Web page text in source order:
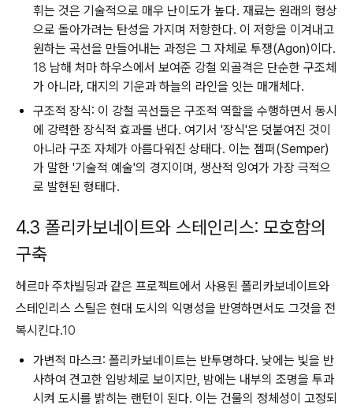
휘는 것은 기술적으로 매우 난이도가 높다. 재료는 원래의 형상
으로 돌아가려는 탄성을 가지며 저항한다. 이 저항을 이겨내고
원하는 곡선을 만들어내는 과정은 그 자체로 투쟁(Agon)이다.
18 남해 처마 하우스에서 보여준 강철 외골격은 단순한 구조체
가 아니라, 대지의 기운과 하늘의 라인을 잇는 매개체다.
구조적 장식: 이 강철 곡선들은 구조적 역할을 수행하면서 동시
에 강력한 장식적 효과를 낸다. 여기서 '장식'은 덧붙여진 것이
아니라 구조 자체가 아름다워진 상태다. 이는 젬퍼(Semper)
가 말한 '기술적 예술'의 경지이며, 생산적 잉여가 가장 극적으
로 발현된 형태다.
4.3 폴리카보네이트와 스테인리스: 모호함의
구축
헤르마 주차빌딩과 같은 프로젝트에서 사용된 폴리카보네이트와
스테인리스 스틸은 현대 도시의 익명성을 반영하면서도 그것을 전
복시킨다.10
가변적 마스크: 폴리카보네이트는 반투명하다. 낮에는 빛을 반
사하여 견고한 입방체로 보이지만, 밤에는 내부의 조명을 투과
시켜 도시를 밝히는 랜턴이 된다. 이는 건물의 정체성이 고정되